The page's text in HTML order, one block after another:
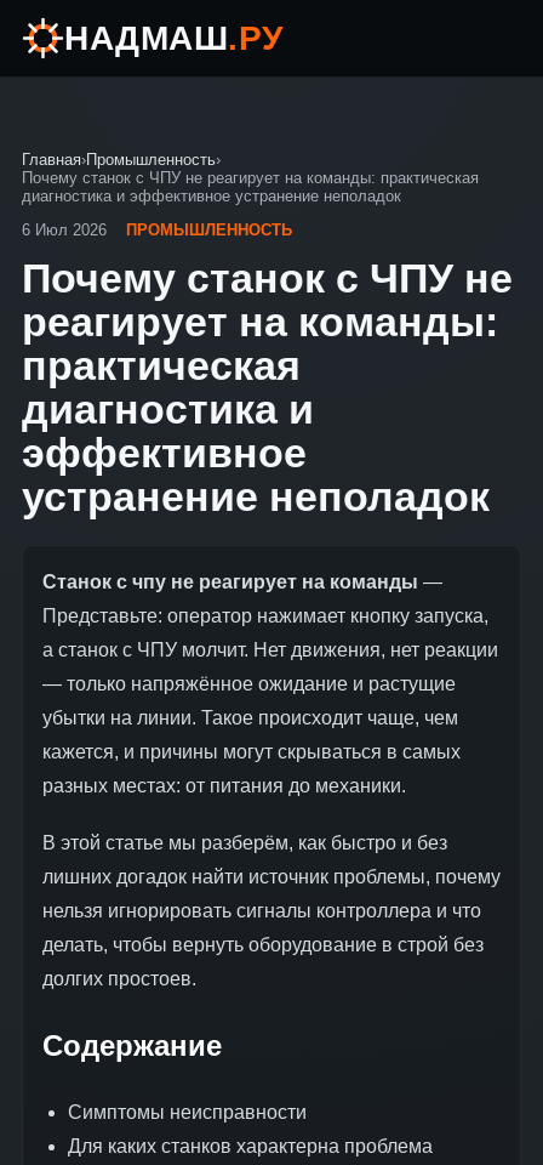
НАДМАШ.РУ
Главная›Промышленность›
Почему станок с ЧПУ не реагирует на команды: практическая
диагностика и эффективное устранение неполадок
6 Июл 2026
ПРОМЫШЛЕННОСТЬ
Почему станок с ЧПУ не
реагирует на команды:
практическая
диагностика и
эффективное
устранение неполадок
Станок с чпу не реагирует на команды —
Представьте: оператор нажимает кнопку запуска,
а станок с ЧПУ молчит. Нет движения, нет реакции
— только напряжённое ожидание и растущие
убытки на линии. Такое происходит чаще, чем
кажется, и причины могут скрываться в самых
разных местах: от питания до механики.
В этой статье мы разберём, как быстро и без
лишних догадок найти источник проблемы, почему
нельзя игнорировать сигналы контроллера и что
делать, чтобы вернуть оборудование в строй без
долгих простоев.
Содержание
Симптомы неисправности
Для каких станков характерна проблема